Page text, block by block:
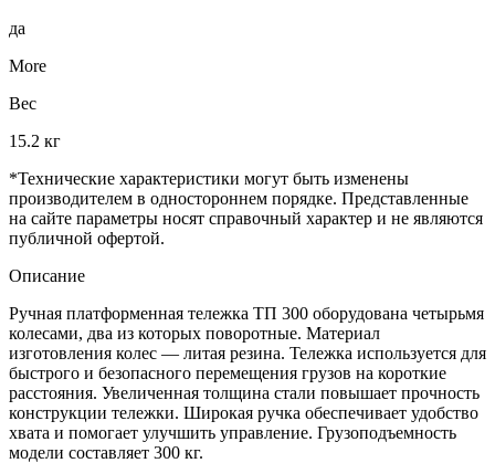
да
More
Вес
15.2 кг
*Технические характеристики могут быть изменены
производителем в одностороннем порядке. Представленные
на сайте параметры носят справочный характер и не являются
публичной офертой.
Описание
Ручная платформенная тележка ТП 300 оборудована четырьмя
колесами, два из которых поворотные. Материал
изготовления колес — литая резина. Тележка используется для
быстрого и безопасного перемещения грузов на короткие
расстояния. Увеличенная толщина стали повышает прочность
конструкции тележки. Широкая ручка обеспечивает удобство
хвата и помогает улучшить управление. Грузоподъемность
модели составляет 300 кг.